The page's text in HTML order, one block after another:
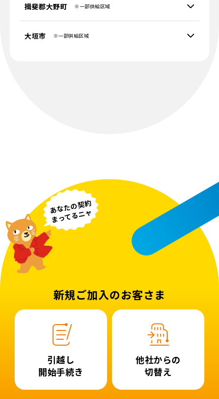
揖斐郡大野町 ※一部供給区域
大垣市 ※一部供給区域
あなたの契約
まってるニャ
新規ご加入のお客さま
引越し
開始手続き
他社からの
切替え